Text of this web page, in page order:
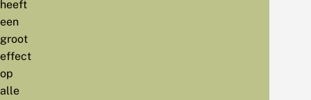
heeft
een
groot
effect
op
alle